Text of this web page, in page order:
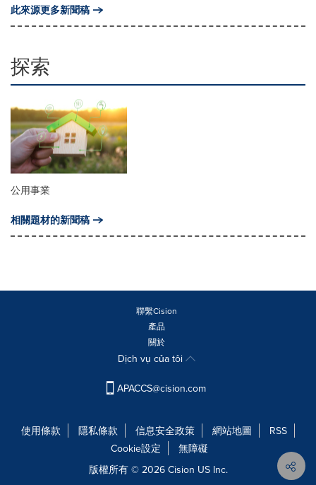
此來源更多新聞稿
探索
公用事業
相關題材的新聞稿
聯繫Cision
產品
關於
Dịch vụ của tôi
APACCS@cision.com
使用條款 隱私條款 信息安全政策 網站地圖
RSS
Cookie設定
無障礙
版權所有 © 2026 Cision US Inc.